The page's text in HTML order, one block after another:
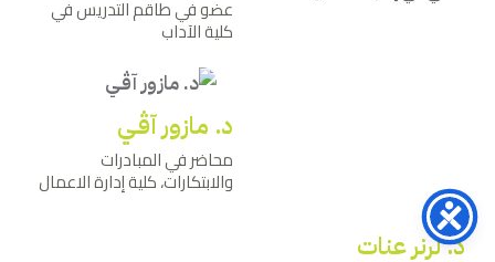
عضو في طاقم التدريس في
كلية الآداب
د. لرنر عنات
د. مازور آﭬـي
محاضر في المبادرات
والابتكارات، كلية إدارة الاعمال